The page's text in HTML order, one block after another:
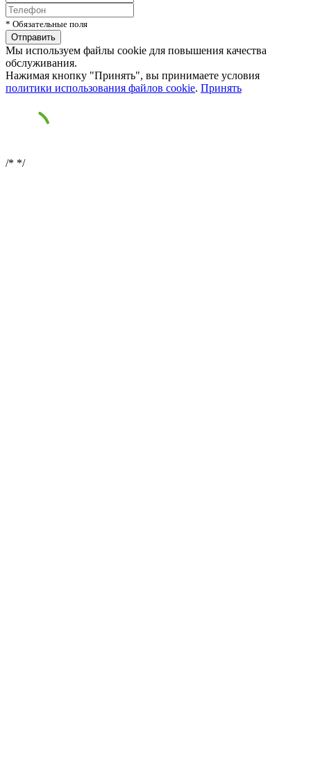
* Обязательные поля
Мы используем файлы cookie для повышения качества
обслуживания.
Нажимая кнопку "Принять", вы принимаете условия
политики использования файлов cookie. Принять
/* */